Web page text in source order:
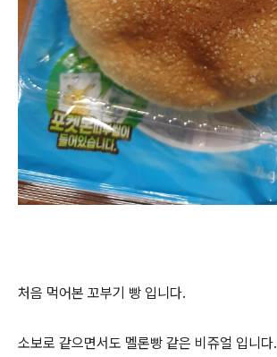
처음 먹어본 꼬부기 빵 입니다.
소보로 같으면서도 멜론빵 같은 비쥬얼 입니다.